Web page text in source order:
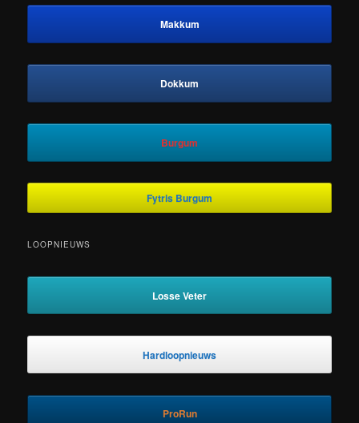
Makkum
Dokkum
Burgum
Fytris Burgum
LOOPNIEUWS
Losse Veter
Hardloopnieuws
ProRun